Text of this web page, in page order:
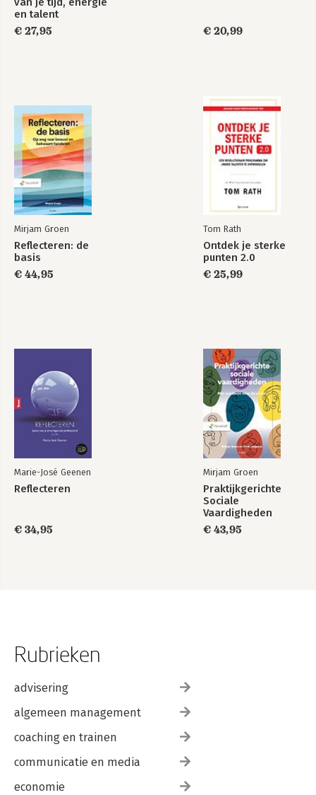
Ten slotte
Dankwoord
en talent
€ 27,95
€ 20,99
Mirjam Groen
Reflecteren: de
basis
€ 44,95
Tom Rath
Ontdek je sterke
punten 2.0
€ 25,99
Marie-José Geenen
Reflecteren
€ 34,95
Mirjam Groen
Praktijkgerichte
Sociale
Vaardigheden
€ 43,95
Rubrieken
advisering
algemeen management
coaching en trainen
communicatie en media
economie